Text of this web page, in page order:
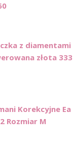
z diamentami
złota 333
Korekcyjne Ea
Rozmiar M